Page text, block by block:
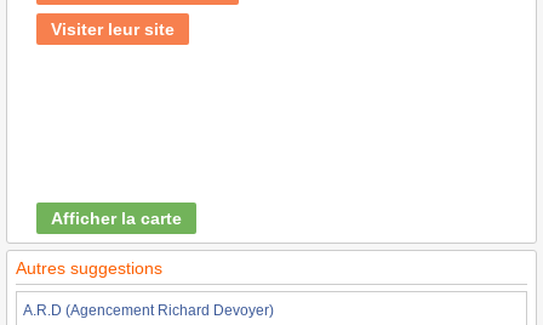
Visiter leur site
Afficher la carte
Autres suggestions
A.R.D (Agencement Richard Devoyer)